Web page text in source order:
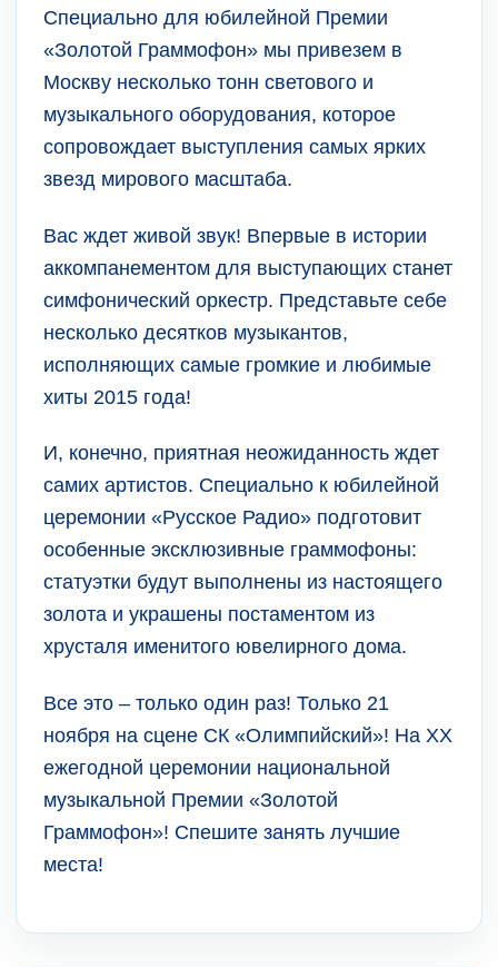
Специально для юбилейной Премии
«Золотой Граммофон» мы привезем в
Москву несколько тонн светового и
музыкального оборудования, которое
сопровождает выступления самых ярких
звезд мирового масштаба.
Вас ждет живой звук! Впервые в истории
аккомпанементом для выступающих станет
симфонический оркестр. Представьте себе
несколько десятков музыкантов,
исполняющих самые громкие и любимые
хиты 2015 года!
И, конечно, приятная неожиданность ждет
самих артистов. Специально к юбилейной
церемонии «Русское Радио» подготовит
особенные эксклюзивные граммофоны:
статуэтки будут выполнены из настоящего
золота и украшены постаментом из
хрусталя именитого ювелирного дома.
Все это – только один раз! Только 21
ноября на сцене СК «Олимпийский»! На XX
ежегодной церемонии национальной
музыкальной Премии «Золотой
Граммофон»! Спешите занять лучшие
места!